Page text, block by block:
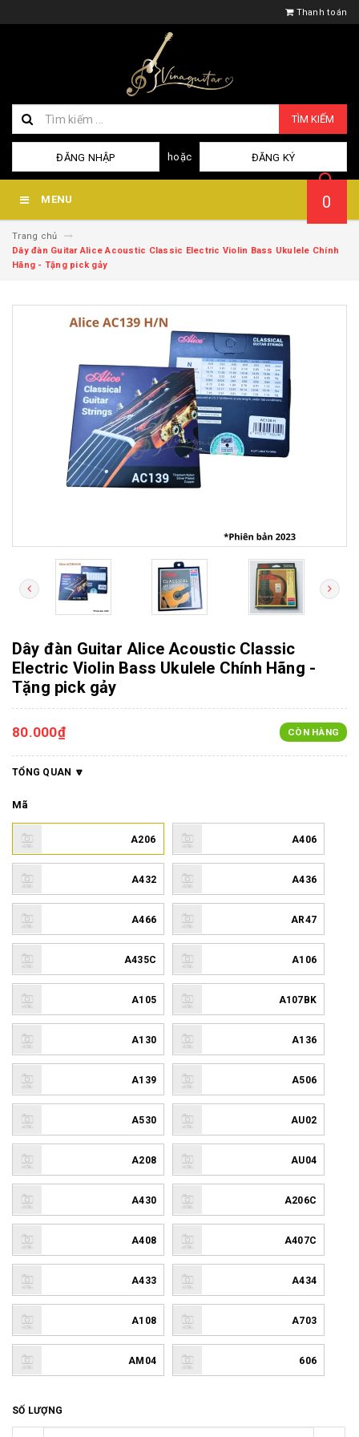
Thanh toán
TÌM KIẾM
ĐĂNG NHẬP hoặc ĐĂNG KÝ
MENU 0
Trang chủ
Dây đàn Guitar Alice Acoustic Classic Electric Violin Bass Ukulele Chính
Hãng - Tặng pick gảy
Dây đàn Guitar Alice Acoustic Classic
Electric Violin Bass Ukulele Chính Hãng -
Tặng pick gảy
80.000₫ CÒN HÀNG
TỔNG QUAN
Mã
A206 A406
A432 A436
A466 AR47
A435C A106
A105 A107BK
A130 A136
A139 A506
A530 AU02
A208 AU04
A430 A206C
A408 A407C
A433 A434
A108 A703
AM04 606
SỐ LƯỢNG